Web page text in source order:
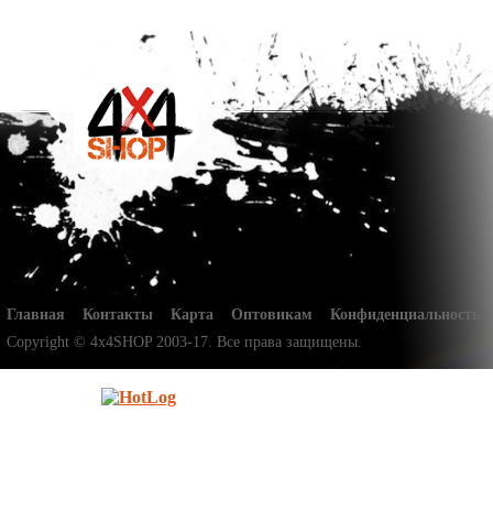
Главная Контакты Карта Оптовикам
Конфиденциальность
Copyright © 4x4SHOP 2003-17. Все права защищены.